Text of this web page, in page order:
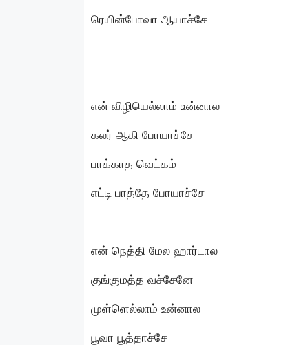
ரெயின்போவா ஆயாச்சே
என் விழியெல்லாம் உன்னால
கலர் ஆகி போயாச்சே
பாக்காத வெட்கம்
எட்டி பாத்தே போயாச்சே
என் நெத்தி மேல ஹார்டால
குங்குமத்த வச்சேனே
முள்ளெல்லாம் உன்னால
பூவா பூத்தாச்சே